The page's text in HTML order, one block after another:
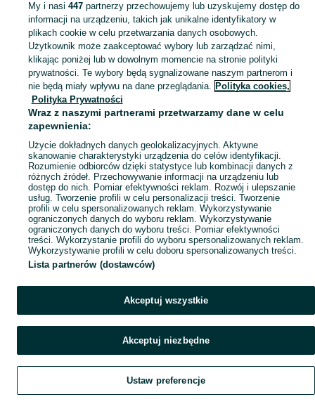
stoły krzesla
architekt krajobrazu
Skorzystaj z największego serwisu ogłoszeniowego - Brynica i okolice! Kupuj to, czego pragniesz i sprzedawaj to, czego już nie potrzebujesz! Zobacz
Mapa kategorii
Mapa miejscowości
Mapa ministron
Szukaj Obserwujesz Dodaj Czat Konto
My i nasi 447partnerzy przechowujemy lub uzyskujemy dostęp do
informacji na urządzeniu, takich jak unikalne identyfikatory w
plikach cookie w celu przetwarzania danych osobowych.
Użytkownik może zaakceptować wybory lub zarządzać nimi,
klikając poniżej lub w dowolnym momencie na stronie polityki
prywatności. Te wybory będą sygnalizowane naszym partnerom i
nie będą miały wpływu na dane przeglądania. Polityka cookies,
Polityka Prywatności
Wraz z naszymi partnerami przetwarzamy dane w celu
zapewnienia:
Użycie dokładnych danych geolokalizacyjnych. Aktywne
skanowanie charakterystyki urządzenia do celów identyfikacji.
Rozumienie odbiorców dzięki statystyce lub kombinacji danych z
różnych źródeł. Przechowywanie informacji na urządzeniu lub
dostęp do nich. Pomiar efektywności reklam. Rozwój i ulepszanie
usług. Tworzenie profili w celu personalizacji treści. Tworzenie
profili w celu spersonalizowanych reklam. Wykorzystywanie
ograniczonych danych do wyboru reklam. Wykorzystywanie
ograniczonych danych do wyboru treści. Pomiar efektywności
treści. Wykorzystanie profili do wyboru spersonalizowanych reklam.
Wykorzystywanie profili w celu doboru spersonalizowanych treści.
Lista partnerów (dostawców)
Akceptuj wszystkie
Akceptuj niezbędne
Ustaw preferencje